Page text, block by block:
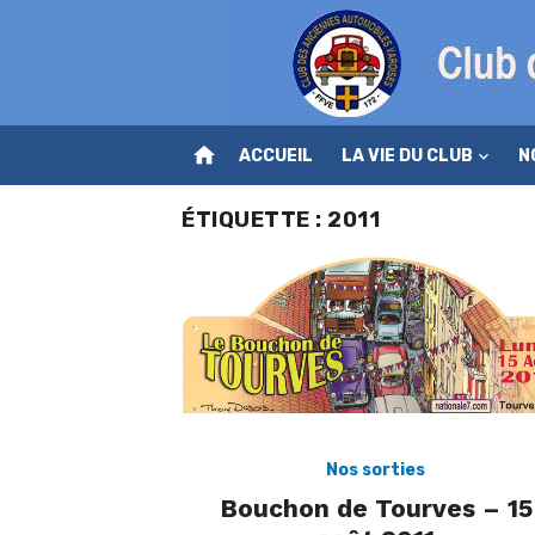
home ACCUEIL LA VIE DU CLUB
ÉTIQUETTE : 2011
Nos sorties
Bouchon de Tourves – 15